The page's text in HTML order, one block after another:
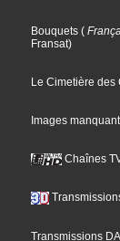
Bouquets (
Fransat)
Le Cimetière des
Images
Chaînes
Transmissions